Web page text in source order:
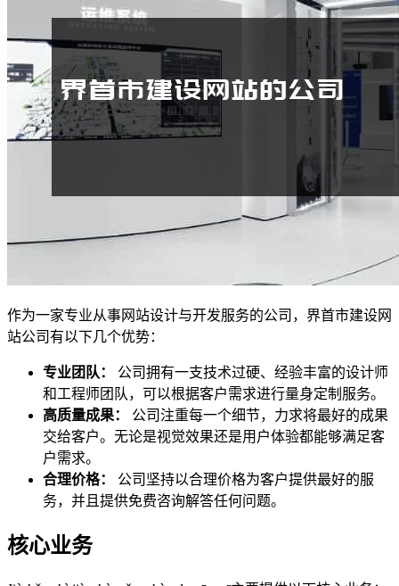
作为一家专业从事网站设计与开发服务的公司，界首市建设网
站公司有以下几个优势：
专业团队：
公司拥有一支技术过硬、经验丰富的设计师
和工程师团队，可以根据客户需求进行量身定制服务。
高质量成果：
公司注重每一个细节，力求将最好的成果
交给客户。无论是视觉效果还是用户体验都能够满足客
户需求。
合理价格：
公司坚持以合理价格为客户提供最好的服
务，并且提供免费咨询解答任何问题。
核心业务